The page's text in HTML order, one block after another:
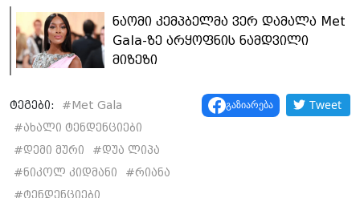
ნაომი კემპბელმა ვერ დამალა Met
Gala-ზე არყოფნის ნამდვილი
მიზეზი
ტეგები: #Met Gala
#ახალი ტენდენციები
#დემი მური #დუა ლიპა
#ნიკოლ კიდმანი #რიანა
#ტენდენციები
გაზიარება Tweet